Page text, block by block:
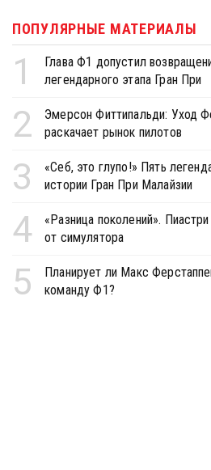
ПОПУЛЯРНЫЕ МАТЕРИАЛЫ
1
Глава Ф1 допустил
легендарного этапа Гран При
2
Эмерсон Фиттипальди: Уход
раскачает рынок пилотов
3
«Себ, это глупо!» Пять
истории Гран При Малайзии
4
«Разница поколений».
от симулятора
5
Планирует ли Макс
команду Ф1?